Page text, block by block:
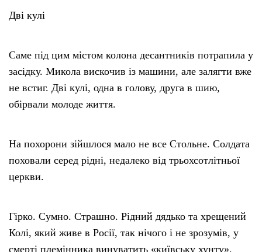
Дві кулі
Саме під цим містом колона десантників потрапила у
засідку. Микола вискочив із машини, але залягти вже
не встиг. Дві кулі, одна в голову, друга в шию,
обірвали молоде життя.
На похорони зійшлося мало не все Стольне. Солдата
поховали серед рідні, недалеко від трьохсотлітньої
церкви.
Гірко. Сумно. Страшно. Рідний дядько та хрещений
Колі, який живе в Росії, так нічого і не зрозумів, у
смерті племінника винуватить «київську хунту».